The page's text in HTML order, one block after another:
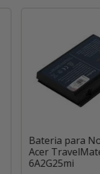
Bateria para
Acer
6A2G25mi